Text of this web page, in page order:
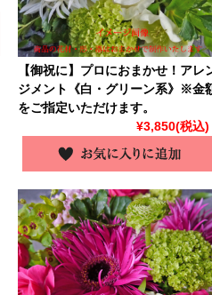
【御祝に】プロにおまかせ！アレ
ジメント《白・グリーン系》※金
をご指定いただけます。
¥3,850(税込)